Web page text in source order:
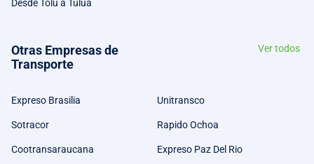
Desde Tolú a Tuluá
Otras Empresas de
Transporte
Ver todos
Expreso Brasilia Unitransco
Sotracor Rapido Ochoa
Cootransaraucana Expreso Paz Del Rio